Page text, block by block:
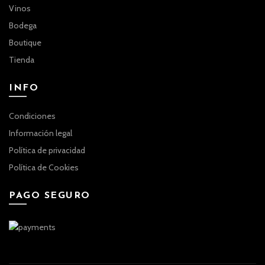
Vinos
Bodega
Boutique
Tienda
INFO
Condiciones
Información legal
Política de privacidad
Política de Cookies
PAGO SEGURO